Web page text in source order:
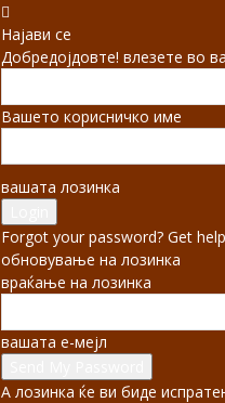
Најави се
Добредојдовте! влезете во
Вашето корисничко име
вашата лозинка
Forgot your password? Get help
обновување на лозинка
враќање на лозинка
вашата е-мејл
А лозинка ќе ви биде